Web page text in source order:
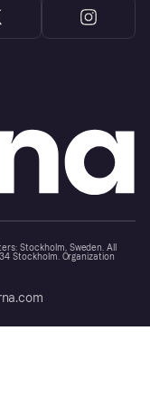
Stockholm, Sweden. All
Stockholm. Organization